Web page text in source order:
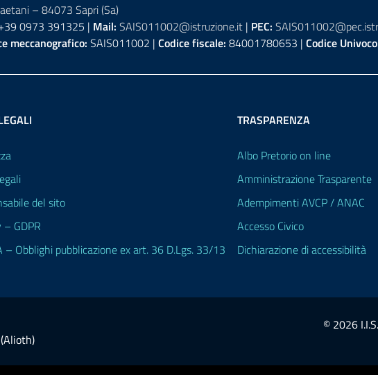
– 84073 Sapri (Sa)
0973 391325 | Mail: SAIS011002@istruzione.it| PEC:
meccanografico: SAIS011002 | Codice fiscale: 84001780653 | Codice
del sito
– GDPR
– Obblighi pubblicazione ex art. 36 D.Lgs. 33/13
TRASPARENZA
Albo Pretorio on line
Amministrazione Trasparente
Adempimenti AVCP / ANAC
Accesso Civico
Dichiarazione di accessibilità
© 2026